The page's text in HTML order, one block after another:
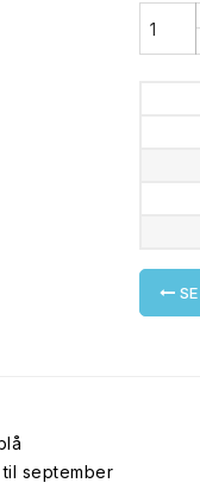
september